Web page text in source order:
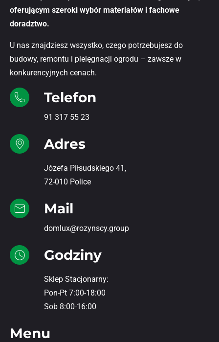
oferującym szeroki wybór materiałów i fachowe
doradztwo.
U nas znajdziesz wszystko, czego potrzebujesz do
budowy, remontu i pielęgnacji ogrodu – zawsze w
konkurencyjnych cenach.
Telefon
91 317 55 23
Adres
Józefa Piłsudskiego 41,
72-010 Police
Mail
domlux@rozynscy.group
Godziny
Sklep Stacjonarny:
Pon-Pt 7:00-18:00
Sob 8:00-16:00
Menu